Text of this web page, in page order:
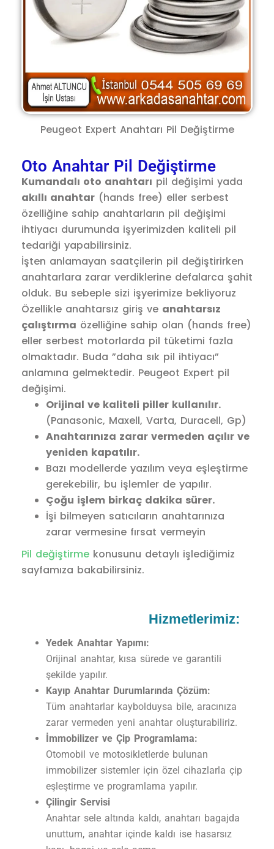
Peugeot Expert Anahtarı Pil Değiştirme
Oto Anahtar Pil Değiştirme
Kumandalı oto anahtarı pil değişimi yada
akıllı anahtar (hands free) eller serbest
özelliğine sahip anahtarların pil değişimi
ihtiyacı durumunda işyerimizden kaliteli pil
tedariği yapabilirsiniz.
İşten anlamayan saatçilerin pil değiştirirken
anahtarlara zarar verdiklerine defalarca şahit
olduk. Bu sebeple sizi işyerimize bekliyoruz
Özellikle anahtarsız giriş ve anahtarsız
çalıştırma özelliğine sahip olan (hands free)
eller serbest motorlarda pil tüketimi fazla
olmaktadır. Buda ”daha sık pil ihtiyacı”
anlamına gelmektedir. Peugeot Expert pil
değişimi.
Orijinal ve kaliteli piller kullanılır.
(Panasonic, Maxell, Varta, Duracell, Gp)
Anahtarınıza zarar vermeden açılır ve
yeniden kapatılır.
Bazı modellerde yazılım veya eşleştirme
gerekebilir, bu işlemler de yapılır.
Çoğu işlem birkaç dakika sürer.
İşi bilmeyen satıcıların anahtarınıza
zarar vermesine fırsat vermeyin
Pil değiştirme konusunu detaylı işlediğimiz
sayfamıza bakabilirsiniz.
Hizmetlerimiz:
Yedek Anahtar Yapımı:
Orijinal anahtar, kısa sürede ve garantili
şekilde yapılır.
Kayıp Anahtar Durumlarında Çözüm:
Tüm anahtarlar kaybolduysa bile, aracınıza
zarar vermeden yeni anahtar oluşturabiliriz.
İmmobilizer ve Çip Programlama:
Otomobil ve motosikletlerde bulunan
immobilizer sistemler için özel cihazlarla çip
eşleştirme ve programlama yapılır.
Çilingir Servisi
Anahtar sele altında kaldı, anahtarı bagajda
unuttum, anahtar içinde kaldı ise hasarsız